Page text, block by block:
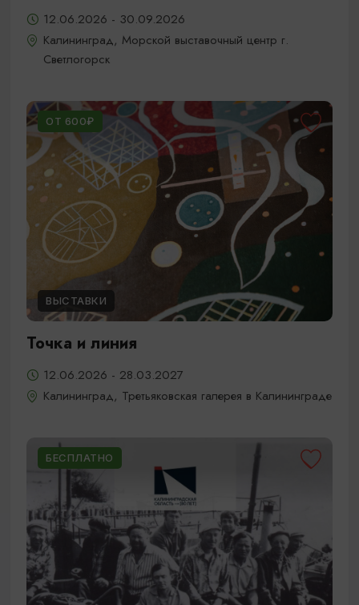
12.06.2026 - 30.09.2026
Калининград, Морской выставочный центр г.
Светлогорск
ОТ 600₽
ВЫСТАВКИ
Точка и линия
12.06.2026 - 28.03.2027
Калининград, Третьяковская галерея в Калининграде
БЕСПЛАТНО